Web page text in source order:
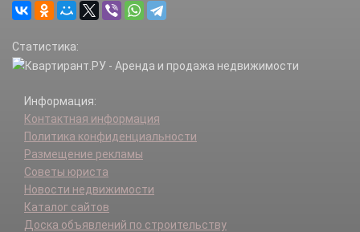
Статистика:
Информация:
Контактная информация
Политика конфиденциальности
Размещение рекламы
Советы юриста
Новости недвижимости
Каталог сайтов
Доска объявлений по строительству